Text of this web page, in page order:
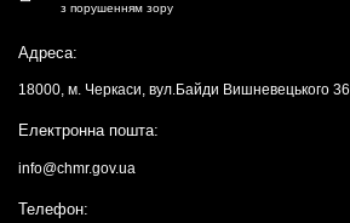
з порушенням зору
Адреса:
18000, м. Черкаси, вул.Байди Вишневецького 36
Електронна пошта:
info@chmr.gov.ua
Телефон: